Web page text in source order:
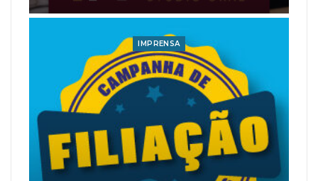
IMPRENSA